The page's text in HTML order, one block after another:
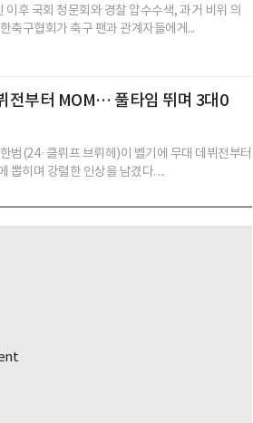
이후 국회 청문회와 경찰 압수수색, 과거 비위 의
축구협회가 축구 팬과 관계자들에게...
전부터 MOM… 풀타임 뛰며 3대0
범(24·클뤼프 브뤼헤)이 벨기에 무대 데뷔전부터
뽑히며 강렬한 인상을 남겼다. ...